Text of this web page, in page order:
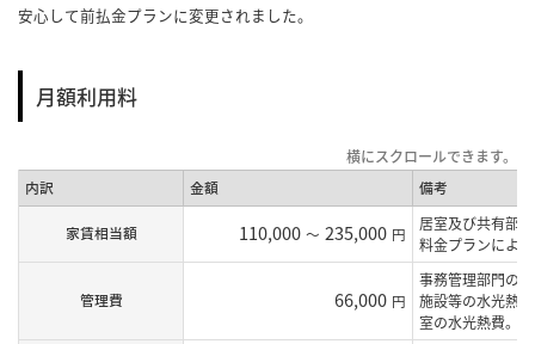
安心して前払金プランに変更されました。
月額利用料
内訳 金額 備考
家賃相当額 110,000 ～ 235,000 円
居室及び共有部
料金プランによ
管理費 66,000 円
事務管理部門の
施設等の水光熱
室の水光熱費。